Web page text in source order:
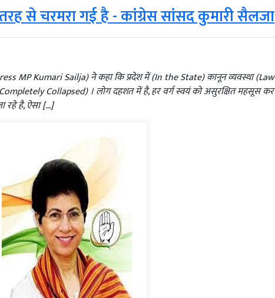
से चरमरा गई है - कांग्रेस सांसद कुमारी सैलजा
MP Kumari Sailja) ने कहा कि प्रदेश में (In the State) कानून व्यवस्था (Law
Collapsed) । लोग दहशत में है, हर वर्ग स्वयं को असुरक्षित महसूस कर
रहे है, ऐसा […]